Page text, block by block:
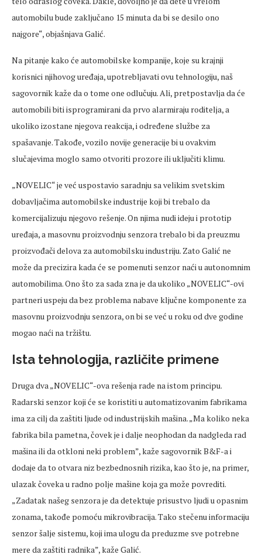
automobilu bude zaključano 15 minuta da bi se desilo ono
najgore“, objašnjava Galić.
Na pitanje kako će automobilske kompanije, koje su krajnji
korisnici njihovog uređaja, upotrebljavati ovu tehnologiju, naš
sagovornik kaže da o tome one odlučuju. Ali, pretpostavlja da će
automobili biti isprogramirani da prvo alarmiraju roditelja, a
ukoliko izostane njegova reakcija, i određene službe za
spašavanje. Takođe, vozilo novije generacije bi u ovakvim
slučajevima moglo samo otvoriti prozore ili uključiti klimu.
„NOVELIC“ je već uspostavio saradnju sa velikim svetskim
dobavljačima automobilske industrije koji bi trebalo da
komercijalizuju njegovo rešenje. On njima nudi ideju i prototip
uređaja, a masovnu proizvodnju senzora trebalo bi da preuzmu
proizvođači delova za automobilsku industriju. Zato Galić ne
može da precizira kada će se pomenuti senzor naći u autonomnim
automobilima. Ono što za sada zna je da ukoliko „NOVELIC“-ovi
partneri uspeju da bez problema nabave ključne komponente za
masovnu proizvodnju senzora, on bi se već u roku od dve godine
mogao naći na tržištu.
Ista tehnologija, različite primene
Druga dva „NOVELIC“-ova rešenja rade na istom principu.
Radarski senzor koji će se koristiti u automatizovanim fabrikama
ima za cilj da zaštiti ljude od industrijskih mašina. „Ma koliko neka
fabrika bila pametna, čovek je i dalje neophodan da nadgleda rad
mašina ili da otkloni neki problem”, kaže sagovornik B&F-a i
dodaje da to otvara niz bezbednosnih rizika, kao što je, na primer,
ulazak čoveka u radno polje mašine koja ga može povrediti.
„Zadatak našeg senzora je da detektuje prisustvo ljudi u opasnim
zonama, takođe pomoću mikrovibracija. Tako stečenu informaciju
senzor šalje sistemu, koji ima ulogu da preduzme sve potrebne
mere da zaštiti radnika”, kaže Galić.